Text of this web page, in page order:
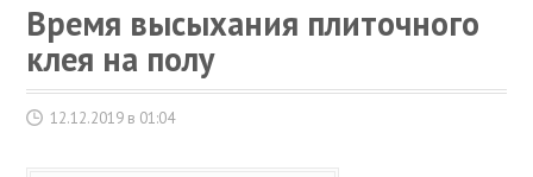
Время высыхания плиточного
клея на полу
12.12.2019 в 01:04